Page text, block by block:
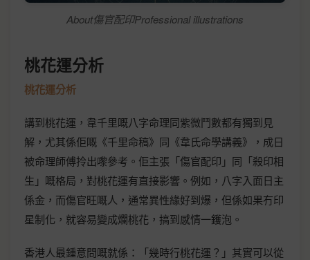
About傷官配印Professional illustrations
桃花運分析
桃花運分析
講到桃花運，韋千里嘅八字命理同紫微鬥數都有獨到見
解，尤其係佢嘅《千里命稿》同《韋氏命學講義》，成日
被命理師傅拎出嚟參考。佢主張「傷官配印」同「殺印相
生」嘅格局，對桃花運有直接影響。例如，八字入面日主
係金，而傷官旺嘅人，通常異性緣好到爆，但係如果冇印
星制化，就容易變成爛桃花，搞到感情一鑊泡。
香港人最鍾意問嘅就係：「幾時行桃花運？」其實可以從